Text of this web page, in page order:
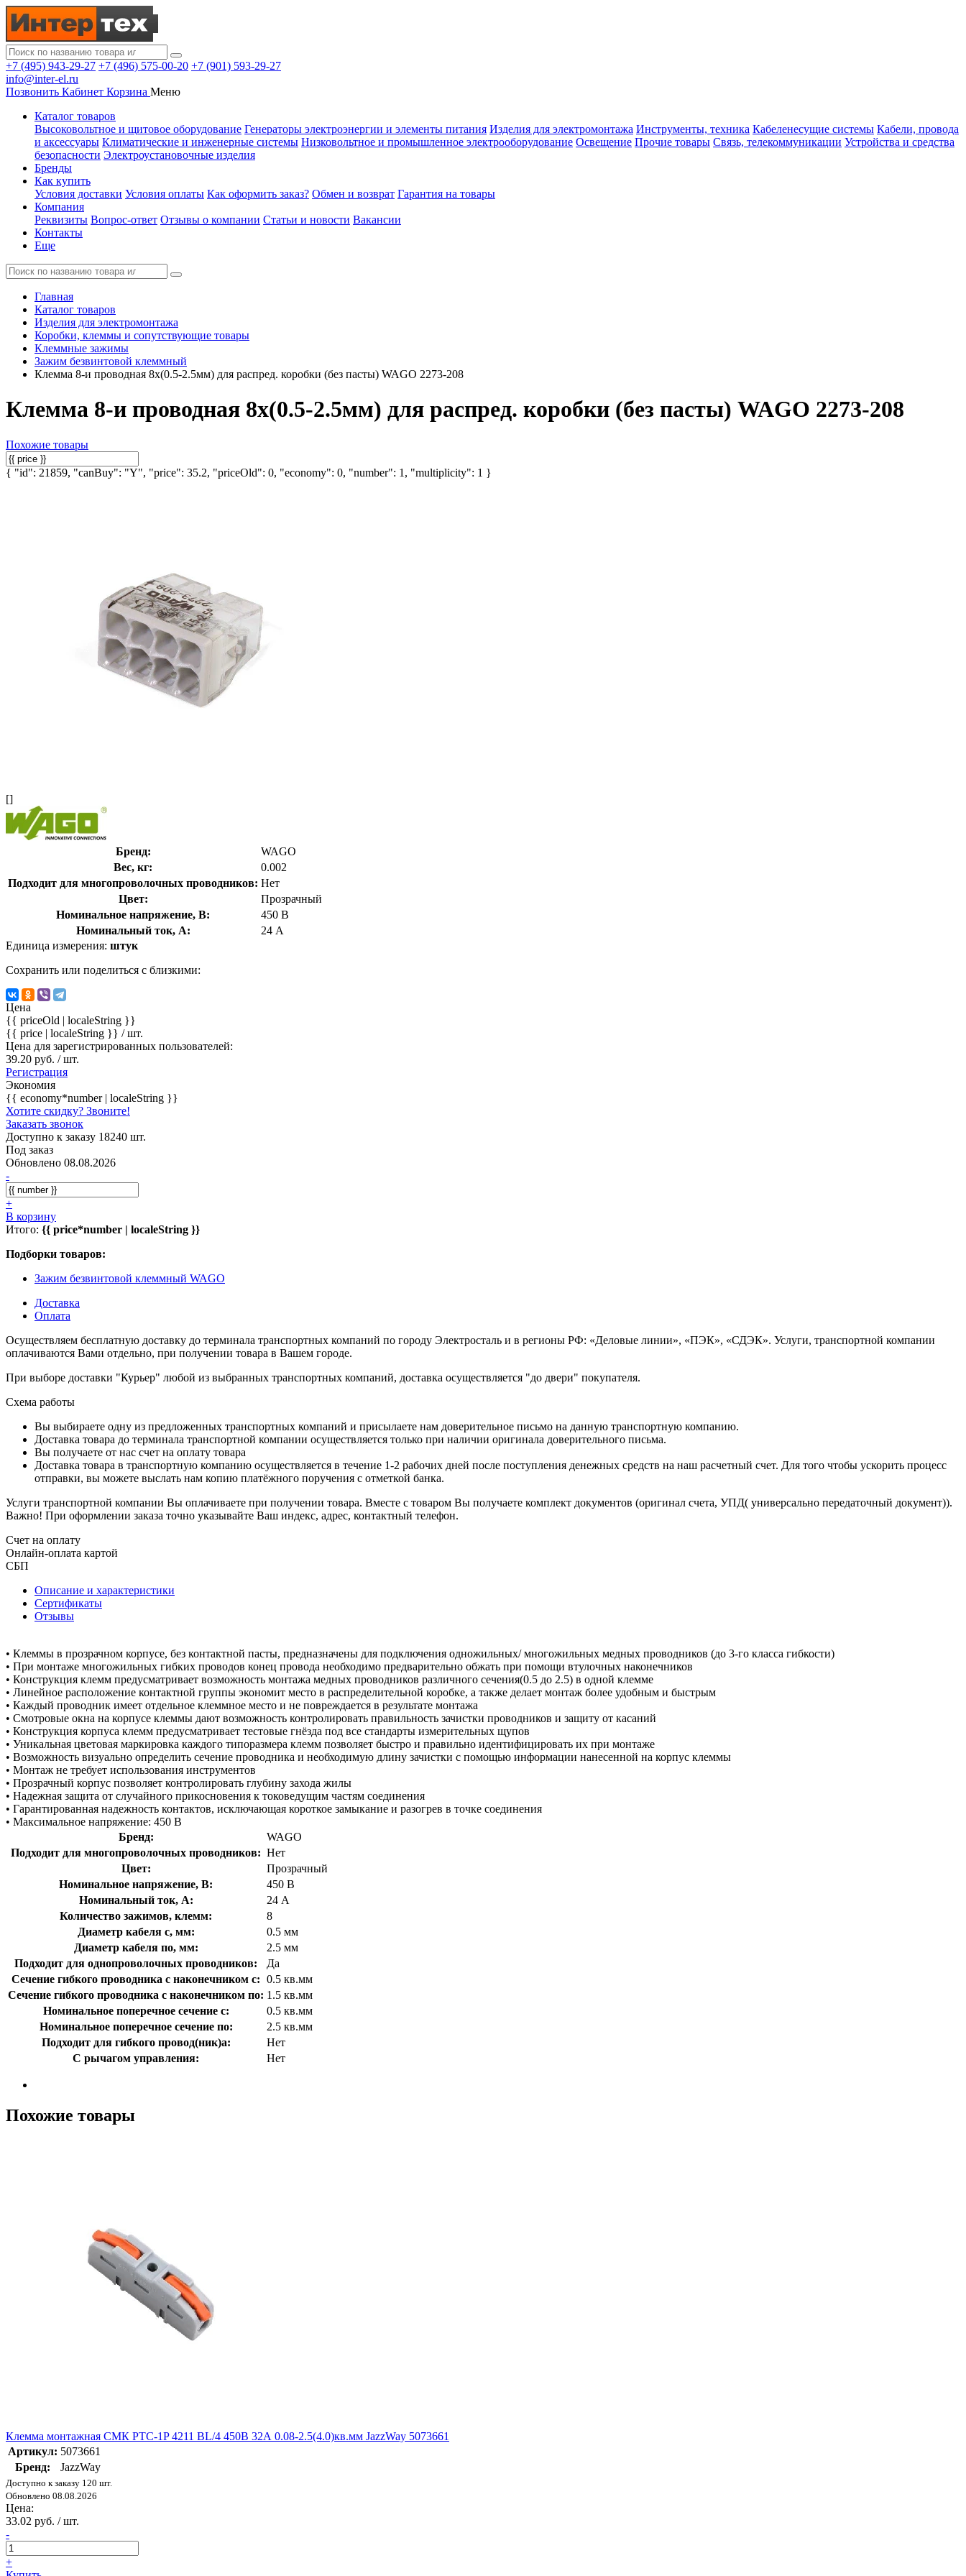
+7 (495) 943-29-27 +7 (496) 575-00-20 +7 (901) 593-29-27
info@inter-el.ru
Позвонить Кабинет Корзина Меню
Каталог товаров
Высоковольтное и щитовое оборудование Генераторы электроэнергии и элементы питания Изделия для электромонтажа Инструменты, техника Кабеленесущие системы Кабели, провода
и аксессуары Климатические и инженерные системы Низковольтное и промышленное электрооборудование Освещение Прочие товары Связь, телекоммуникации Устройства и средства
безопасности Электроустановочные изделия
Бренды
Как купить
Условия доставки Условия оплаты Как оформить заказ? Обмен и возврат Гарантия на товары
Компания
Реквизиты Вопрос-ответ Отзывы о компании Статьи и новости Вакансии
Контакты
Еще
Главная
Каталог товаров
Изделия для электромонтажа
Коробки, клеммы и сопутствующие товары
Клеммные зажимы
Зажим безвинтовой клеммный
Клемма 8-и проводная 8х(0.5-2.5мм) для распред. коробки (без пасты) WAGO 2273-208
Клемма 8-и проводная 8х(0.5-2.5мм) для распред. коробки (без пасты) WAGO 2273-208
Похожие товары
{ "id": 21859, "canBuy": "Y", "price": 35.2, "priceOld": 0, "economy": 0, "number": 1, "multiplicity": 1 }
[]
Бренд:
WAGO
Вес, кг:
0.002
Подходит для многопроволочных проводников: Нет
Цвет:
Прозрачный
Номинальное напряжение, В:
450 В
Номинальный ток, А:
24 А
Единица измерения: штук
Сохранить или поделиться с близкими:
Цена
{{ priceOld | localeString }}
{{ price | localeString }} / шт.
Цена для зарегистрированных пользователей:
39.20 руб. / шт.
Регистрация
Экономия
{{ economy*number | localeString }}
Хотите скидку? Звоните!
Заказать звонок
Доступно к заказу 18240 шт.
Под заказ
Обновлено 08.08.2026
-
+
В корзину
Итого: {{ price*number | localeString }}
Подборки товаров:
Зажим безвинтовой клеммный WAGO
Доставка
Оплата
Осуществляем бесплатную доставку до терминала транспортных компаний по городу Электросталь и в регионы РФ: «Деловые линии», «ПЭК», «СДЭК». Услуги, транспортной компании
оплачиваются Вами отдельно, при получении товара в Вашем городе.
При выборе доставки "Курьер" любой из выбранных транспортных компаний, доставка осуществляется "до двери" покупателя.
Схема работы
Вы выбираете одну из предложенных транспортных компаний и присылаете нам доверительное письмо на данную транспортную компанию.
Доставка товара до терминала транспортной компании осуществляется только при наличии оригинала доверительного письма.
Вы получаете от нас счет на оплату товара
Доставка товара в транспортную компанию осуществляется в течение 1-2 рабочих дней после поступления денежных средств на наш расчетный счет. Для того чтобы ускорить процесс
отправки, вы можете выслать нам копию платёжного поручения с отметкой банка.
Услуги транспортной компании Вы оплачиваете при получении товара. Вместе с товаром Вы получаете комплект документов (оригинал счета, УПД( универсально передаточный документ)).
Важно! При оформлении заказа точно указывайте Ваш индекс, адрес, контактный телефон.
Счет на оплату
Онлайн-оплата картой
СБП
Описание и характеристики
Сертификаты
Отзывы
• Клеммы в прозрачном корпусе, без контактной пасты, предназначены для подключения одножильных/ многожильных медных проводников (до 3-го класса гибкости)
• При монтаже многожильных гибких проводов конец провода необходимо предварительно обжать при помощи втулочных наконечников
• Конструкция клемм предусматривает возможность монтажа медных проводников различного сечения(0.5 до 2.5) в одной клемме
• Линейное расположение контактной группы экономит место в распределительной коробке, а также делает монтаж более удобным и быстрым
• Каждый проводник имеет отдельное клеммное место и не повреждается в результате монтажа
• Смотровые окна на корпусе клеммы дают возможность контролировать правильность зачистки проводников и защиту от касаний
• Конструкция корпуса клемм предусматривает тестовые гнёзда под все стандарты измерительных щупов
• Уникальная цветовая маркировка каждого типоразмера клемм позволяет быстро и правильно идентифицировать их при монтаже
• Возможность визуально определить сечение проводника и необходимую длину зачистки с помощью информации нанесенной на корпус клеммы
• Монтаж не требует использования инструментов
• Прозрачный корпус позволяет контролировать глубину захода жилы
• Надежная защита от случайного прикосновения к токоведущим частям соединения
• Гарантированная надежность контактов, исключающая короткое замыкание и разогрев в точке соединения
• Максимальное напряжение: 450 В
Бренд:
WAGO
Подходит для многопроволочных проводников: Нет
Цвет:
Прозрачный
Номинальное напряжение, В:
450 В
Номинальный ток, А:
24 А
Количество зажимов, клемм:
8
Диаметр кабеля с, мм:
0.5 мм
Диаметр кабеля по, мм:
2.5 мм
Подходит для однопроволочных проводников:
Да
Сечение гибкого проводника с наконечником с: 0.5 кв.мм
Сечение гибкого проводника с наконечником по: 1.5 кв.мм
Номинальное поперечное сечение с:
0.5 кв.мм
Номинальное поперечное сечение по:
2.5 кв.мм
Подходит для гибкого провод(ник)а:
Нет
С рычагом управления:
Нет
Похожие товары
Клемма монтажная СМК PTC-1P 4211 BL/4 450В 32А 0.08-2.5(4.0)кв.мм JazzWay 5073661
Артикул: 5073661
Бренд:
JazzWay
Доступно к заказу 120 шт.
Обновлено 08.08.2026
Цена:
33.02 руб. / шт.
-
+